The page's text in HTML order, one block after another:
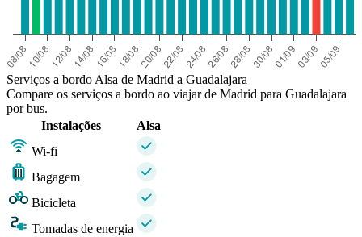
Serviços a bordo Alsa de Madrid a Guadalajara
Compare os serviços a bordo ao viajar de Madrid para Guadalajara
por bus.
Instalações
Alsa
Wi-fi
Bagagem
Bicicleta
Tomadas de energia